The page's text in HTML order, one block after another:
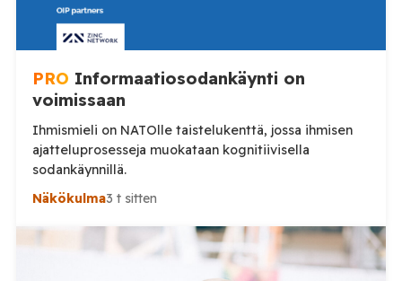
PRO Informaatiosodankäynti on
voimissaan
Ihmismieli on NATOlle taistelukenttä, jossa ihmisen
ajatteluprosesseja muokataan kognitiivisella
sodankäynnillä.
Näkökulma3 t sitten